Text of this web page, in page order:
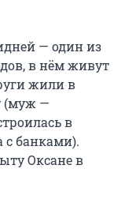
— один из
в нём живут
жили в
(муж —
в
банками).
Оксане в